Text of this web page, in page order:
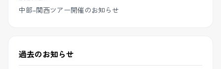
中部-関西ツアー開催のお知らせ
過去のお知らせ